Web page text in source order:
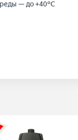
— до +40°С